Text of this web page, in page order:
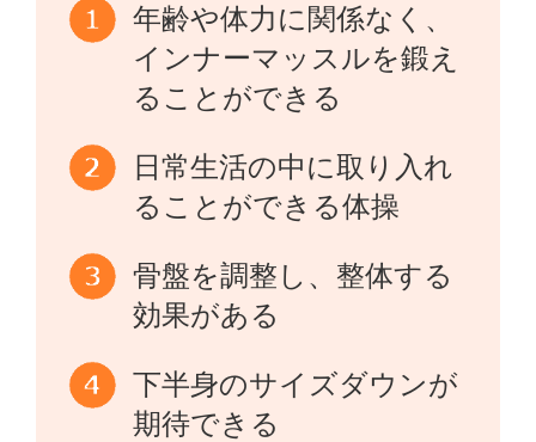
年齢や体力に関係なく、
インナーマッスルを鍛え
ることができる
日常生活の中に取り入れ
ることができる体操
骨盤を調整し、整体する
効果がある
下半身のサイズダウンが
期待できる